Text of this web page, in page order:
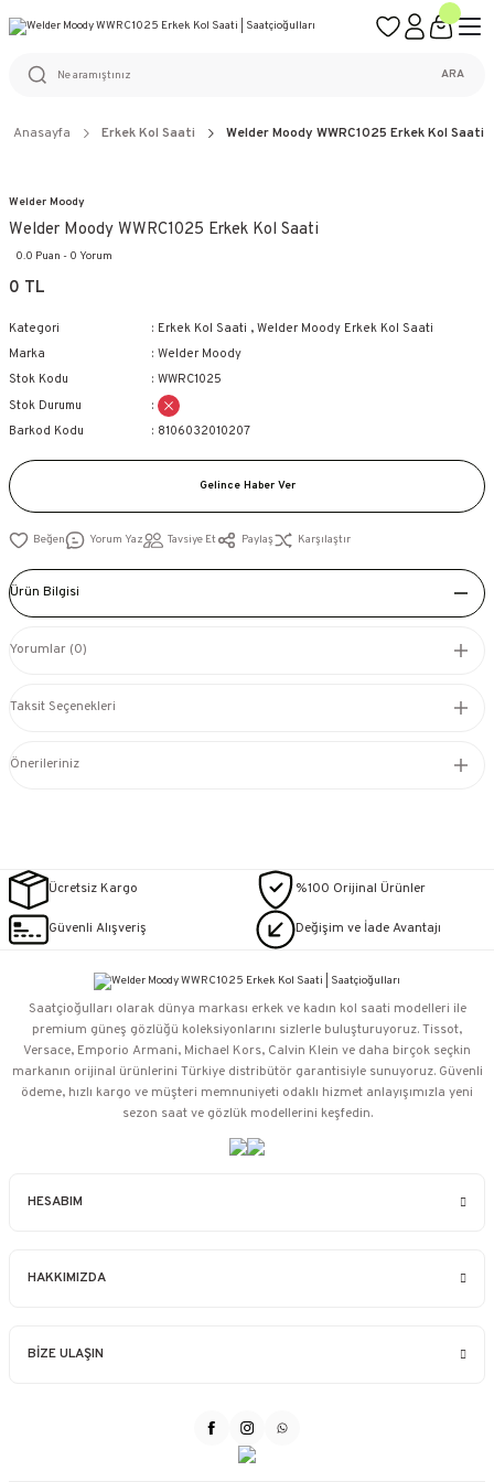
%100 ORİJİNAL ÜRÜN GARANTİSİ
ARA
Anasayfa Erkek Kol Saati Welder Moody WWRC1025 Erkek Kol Saati
Welder Moody
Welder Moody WWRC1025 Erkek Kol Saati
0.0 Puan - 0 Yorum
0 TL
Kategori Erkek Kol Saati , Welder Moody Erkek Kol Saati
Marka
Welder Moody
Stok Kodu
WWRC1025
Stok Durumu
Barkod Kodu
8106032010207
Gelince Haber Ver
Yorum Yaz Tavsiye Et Paylaş Karşılaştır
Ürün Bilgisi
Yorumlar (0)
Taksit Seçenekleri
Önerileriniz
Ücretsiz Kargo %100 Orijinal Ürünler
Güvenli Alışveriş Değişim ve İade Avantajı
HESABIM
HAKKIMIZDA
BİZE ULAŞIN
Saatçioğulları⁠ olarak dünya markası erkek ve kadın kol saati modelleri ile
premium güneş gözlüğü koleksiyonlarını sizlerle buluşturuyoruz. Tissot,
Versace, Emporio Armani, Michael Kors, Calvin Klein ve daha birçok seçkin
markanın orijinal ürünlerini Türkiye distribütör garantisiyle sunuyoruz. Güvenli
ödeme, hızlı kargo ve müşteri memnuniyeti odaklı hizmet anlayışımızla yeni
sezon saat ve gözlük modellerini keşfedin.